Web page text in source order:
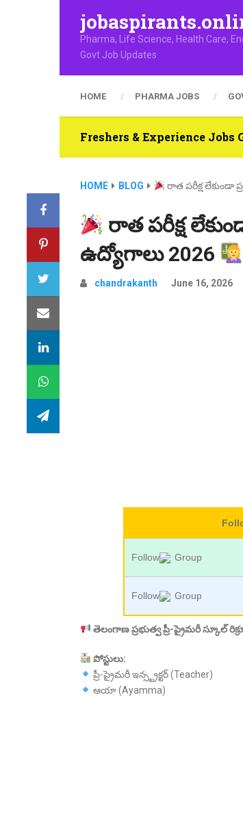
Pharma, Life Science, Health Care,
Govt Job Updates
HOME PHARMA JOBS
Freshers & Experience
HOME BLOG రాత పరీక్ష
రాత పరీక్ష
ఉద్యోగాలు 2026
chandrakanth June 16, 2026
Follow Group
Follow Group
తెలంగాణప్రభుత్వప్రీ-ప్రైమరీస్కూల్
పోస్టులు:
ప్రీ-ప్రైమరీ ఇన్స్ట్రక్టర్ (Teacher)
ఆయా (Ayamma)